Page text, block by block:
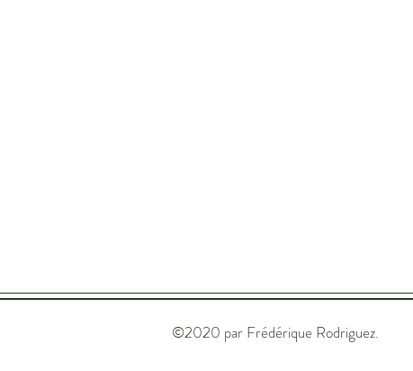
©2020 par Frédérique Rodriguez.